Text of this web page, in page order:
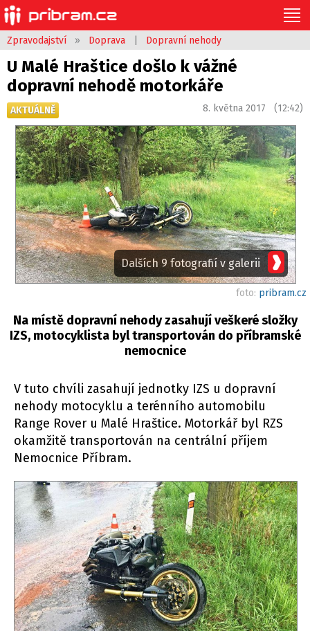
Zpravodajství » Doprava Dopravní nehody
U Malé Hraštice došlo k vážné
dopravní nehodě motorkáře
AKTUÁLNĚ 8. května 2017 (12:42)
Dalších 9 fotografií v galerii
foto: pribram.cz
Na místě dopravní nehody zasahují veškeré složky
IZS, motocyklista byl transportován do příbramské
nemocnice
V tuto chvíli zasahují jednotky IZS u dopravní
nehody motocyklu a terénního automobilu
Range Rover u Malé Hraštice. Motorkář byl RZS
okamžitě transportován na centrální příjem
Nemocnice Příbram.